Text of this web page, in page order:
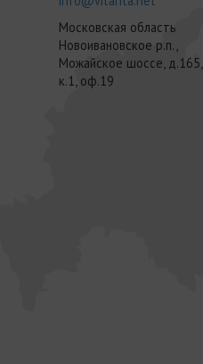
Московская область
Новоивановское р.п.,
Можайское шоссе, д.165,
к.1, оф.19